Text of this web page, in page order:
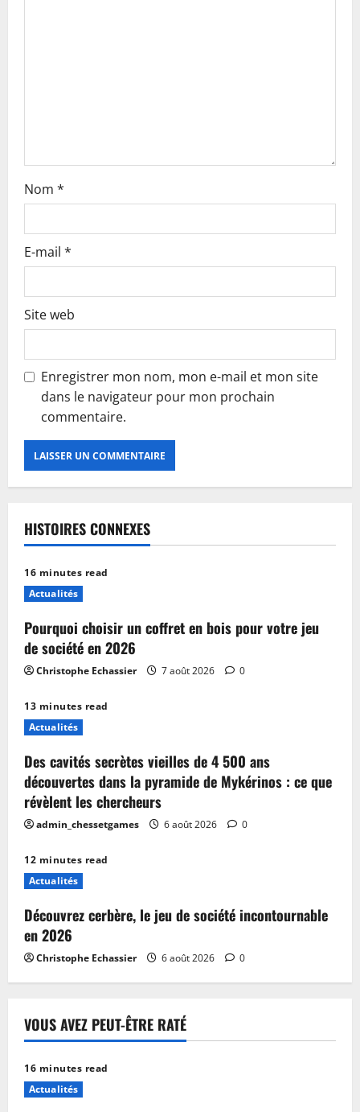
Nom *
E-mail *
Site web
Enregistrer mon nom, mon e-mail et mon site
dans le navigateur pour mon prochain
commentaire.
HISTOIRES CONNEXES
16 minutes read
Actualités
Pourquoi choisir un coffret en bois pour votre jeu
de société en 2026
Christophe Echassier 7 août 2026 0
13 minutes read
Actualités
Des cavités secrètes vieilles de 4 500 ans
découvertes dans la pyramide de Mykérinos : ce que
révèlent les chercheurs
admin_chessetgames 6 août 2026 0
12 minutes read
Actualités
Découvrez cerbère, le jeu de société incontournable
en 2026
Christophe Echassier 6 août 2026 0
VOUS AVEZ PEUT-ÊTRE RATÉ
16 minutes read
Actualités